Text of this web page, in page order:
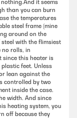
it seems
than you can burn
the temperatures
steel frame (mine
around on the
with the flimsiest
no rolls, in
since this heater is
feet. Unless
lean against the
controlled by two
inside the case.
width. And since
heating system, you
off because they